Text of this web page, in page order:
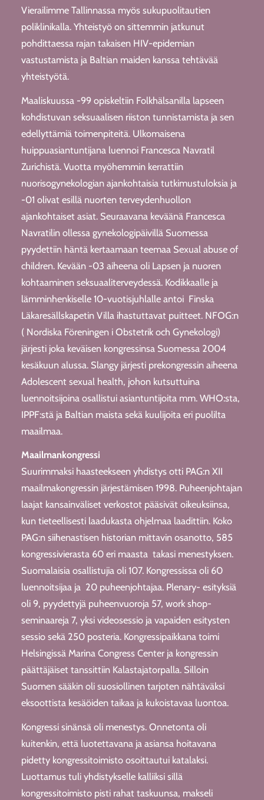
Vierailimme Tallinnassa myös sukupuolitautien
poliklinikalla. Yhteistyö on sittemmin jatkunut
pohdittaessa rajan takaisen HIV-epidemian
vastustamista ja Baltian maiden kanssa tehtävää
yhteistyötä.
Maaliskuussa -99 opiskeltiin Folkhälsanilla lapseen
kohdistuvan seksuaalisen riiston tunnistamista ja sen
edellyttämiä toimenpiteitä. Ulkomaisena
huippuasiantuntijana luennoi Francesca Navratil
Zurichistä. Vuotta myöhemmin kerrattiin
nuorisogynekologian ajankohtaisia tutkimustuloksia ja
-01 olivat esillä nuorten terveydenhuollon
ajankohtaiset asiat. Seuraavana keväänä Francesca
Navratilin ollessa gynekologipäivillä Suomessa
pyydettiin häntä kertaamaan teemaa Sexual abuse of
children. Kevään -03 aiheena oli Lapsen ja nuoren
kohtaaminen seksuaaliterveydessä. Kodikkaalle ja
lämminhenkiselle 10-vuotisjuhlalle antoi Finska
Läkaresällskapetin Villa ihastuttavat puitteet. NFOG:n
( Nordiska Föreningen i Obstetrik och Gynekologi)
järjesti joka keväisen kongressinsa Suomessa 2004
kesäkuun alussa. Slangy järjesti prekongressin aiheena
Adolescent sexual health, johon kutsuttuina
luennoitsijoina osallistui asiantuntijoita mm. WHO:sta,
IPPF:stä ja Baltian maista sekä kuulijoita eri puolilta
maailmaa.
Maailmankongressi
Suurimmaksi haasteekseen yhdistys otti PAG:n XII
maailmakongressin järjestämisen 1998. Puheenjohtajan
laajat kansainväliset verkostot pääsivät oikeuksiinsa,
kun tieteellisesti laadukasta ohjelmaa laadittiin. Koko
PAG:n siihenastisen historian mittavin osanotto, 585
kongressivierasta 60 eri maasta takasi menestyksen.
Suomalaisia osallistujia oli 107. Kongressissa oli 60
luennoitsijaa ja 20 puheenjohtajaa. Plenary- esityksiä
oli 9, pyydettyjä puheenvuoroja 57, work shop-
seminaareja 7, yksi videosessio ja vapaiden esitysten
sessio sekä 250 posteria. Kongressipaikkana toimi
Helsingissä Marina Congress Center ja kongressin
päättäjäiset tanssittiin Kalastajatorpalla. Silloin
Suomen sääkin oli suosiollinen tarjoten nähtäväksi
eksoottista kesäöiden taikaa ja kukoistavaa luontoa.
Kongressi sinänsä oli menestys. Onnetonta oli
kuitenkin, että luotettavana ja asiansa hoitavana
pidetty kongressitoimisto osoittautui katalaksi.
Luottamus tuli yhdistykselle kalliiksi sillä
kongressitoimisto pisti rahat taskuunsa, makseli